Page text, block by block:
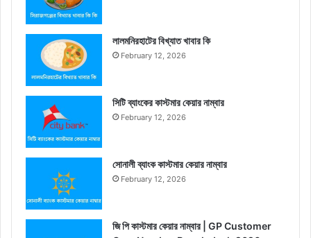
লালমনিরহাটের বিখ্যাত খাবার কি
February 12, 2026
সিটি ব্যাংকের কাস্টমার কেয়ার নাম্বার
February 12, 2026
সোনালী ব্যাংক কাস্টমার কেয়ার নাম্বার
February 12, 2026
জি পি কাস্টমার কেয়ার নাম্বার | GP Customer